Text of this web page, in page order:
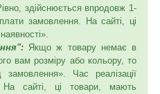
здійснюється впродовж 1-
замовлення. На сайті, ці
Якщо ж товару немає в
вам розміру або кольору, то
Час реалізації
сайті, ці товари, мають